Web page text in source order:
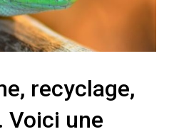
recyclage,
une